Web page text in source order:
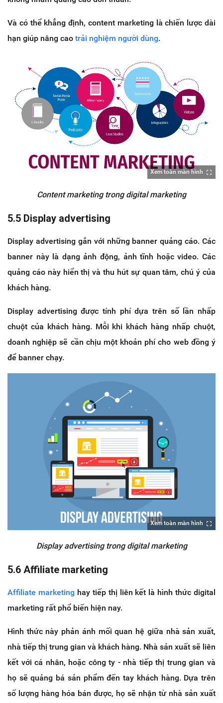
Và có thể khẳng định, content marketing là chiến lược dài
hạn giúp nâng cao trải nghiệm người dùng.
Xem toàn màn hình
Content marketing trong digital marketing
5.5 Display advertising
Display advertising gắn với những banner quảng cáo. Các
banner này là dạng ảnh động, ảnh tĩnh hoặc video. Các
quảng cáo này hiển thị và thu hút sự quan tâm, chú ý của
khách hàng.
Display advertising được tính phí dựa trên số lần nhấp
chuột của khách hàng. Mỗi khi khách hàng nhấp chuột,
doanh nghiệp sẽ cần chịu một khoản phí cho web đồng ý
để banner chạy.
Xem toàn màn hình
Display advertising trong digital marketing
5.6 Affiliate marketing
Affiliate marketing hay tiếp thị liên kết là hình thức digital
marketing rất phổ biến hiện nay.
Hình thức này phản ánh mối quan hệ giữa nhà sản xuất,
nhà tiếp thị trung gian và khách hàng. Nhà sản xuất sẽ liên
kết với cá nhân, hoặc công ty - nhà tiếp thị trung gian và
họ sẽ quảng bá sản phẩm đến tay khách hàng. Dựa trên
số lượng hàng hóa bán được, họ sẽ nhận từ nhà sản xuất